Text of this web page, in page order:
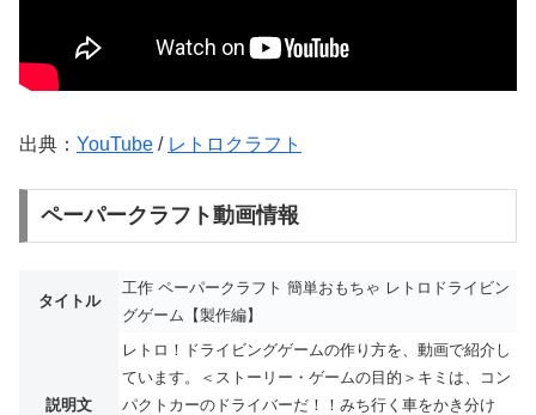
出典： YouTube / レトロクラフト
ペーパークラフト動画情報
タイトル
工作 ペーパークラフト 簡単おもちゃ レトロドライビン
グゲーム【製作編】
説明文
レトロ！ドライビングゲームの作り方を、動画で紹介し
ています。＜ストーリー・ゲームの目的＞キミは、コン
パクトカーのドライバーだ！！みち行く車をかき分け